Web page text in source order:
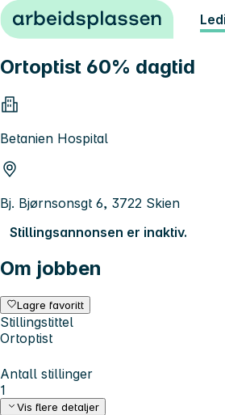
Hopp til innhold
Ortoptist 60% dagtid
Betanien Hospital
Bj. Bjørnsonsgt 6, 3722 Skien
Stillingsannonsen er inaktiv.
Om jobben
Lagre favoritt
Stillingstittel
Ortoptist
Antall stillinger
1
Vis flere detaljer